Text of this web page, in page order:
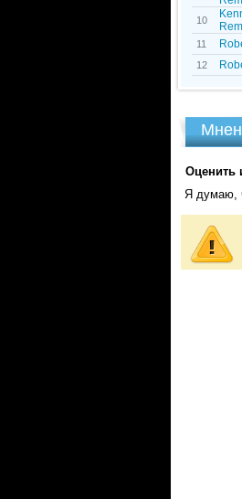
10
11
12
Оценить
Я думаю,